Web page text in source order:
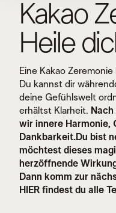
Kakao
Heile
Eine Kakao
Du kannst dir
deine Gefühlswelt
erhältst Klarheit.
wir innere Harmonie,
Dankbarkeit.Du bist
möchtest dieses
herzöffnende
Dann komm zur
HIER findest du alle